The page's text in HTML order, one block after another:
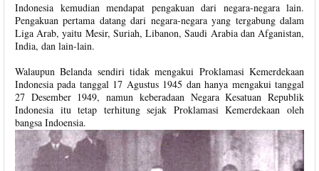
Indonesia kemudian mendapat pengakuan dari negara-negara lain.
Pengakuan pertama datang dari negara-negara yang tergabung dalam
Liga Arab, yaitu Mesir, Suriah, Libanon, Saudi Arabia dan Afganistan,
India, dan lain-lain.
Walaupun Belanda sendiri tidak mengakui Proklamasi Kemerdekaan
Indonesia pada tanggal 17 Agustus 1945 dan hanya mengakui tanggal
27 Desember 1949, namun keberadaan Negara Kesatuan Republik
Indonesia itu tetap terhitung sejak Proklamasi Kemerdekaan oleh
bangsa Indoensia.